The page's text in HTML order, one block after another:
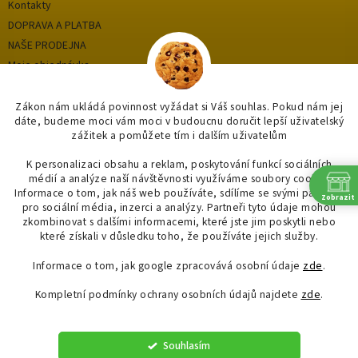
Zákon nám ukládá povinnost vyžádat si Váš souhlas. Pokud nám jej
dáte, budeme moci vám moci v budoucnu doručit lepší uživatelský
zážitek a pomůžete tím i dalším uživatelům
K personalizaci obsahu a reklam, poskytování funkcí sociálních
médií a analýze naší návštěvnosti využíváme soubory cookie.
Informace o tom, jak náš web používáte, sdílíme se svými partnery
pro sociální média, inzerci a analýzy. Partneři tyto údaje mohou
zkombinovat s dalšími informacemi, které jste jim poskytli nebo
které získali v důsledku toho, že používáte jejich služby.
Informace o tom, jak google zpracovává osobní údaje zde.
Kompletní podmínky ochrany osobních údajů najdete zde.
Souhlasím
Kontakty
DOPRAVA A PLATBA
NAŠE PRODEJNA
Moje objednávka
Kategorie
OUTLET až -75%
OBKLADY A DLAŽBY
OSVĚTLENÍ
SAPHO
Zobrazit